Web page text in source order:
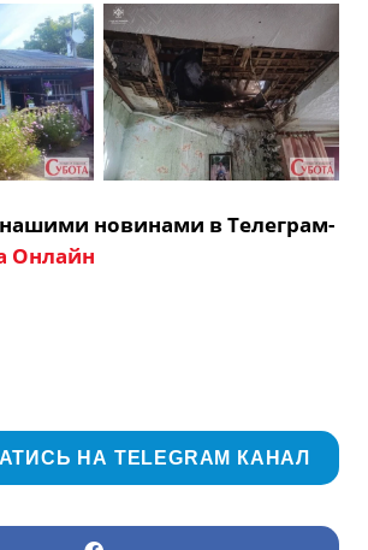
нашими новинами в Телеграм-
Онлайн
НА TELEGRAM КАНАЛ